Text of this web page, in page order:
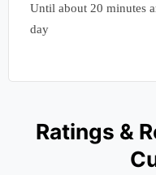
Until about 20 minutes
day
Ratings &